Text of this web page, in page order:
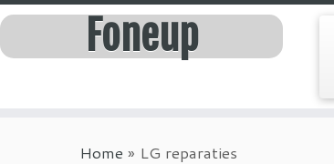
Foneup
Home » LG reparaties